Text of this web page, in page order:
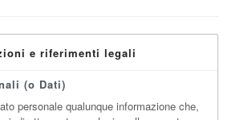
e riferimenti legali
(o Dati)
personale qualunque informazione che,